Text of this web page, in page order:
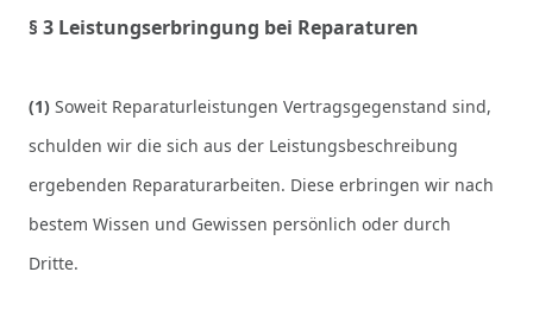
§ 3 Leistungserbringung bei Reparaturen
(1) Soweit Reparaturleistungen Vertragsgegenstand sind,
schulden wir die sich aus der Leistungsbeschreibung
ergebenden Reparaturarbeiten. Diese erbringen wir nach
bestem Wissen und Gewissen persönlich oder durch
Dritte.